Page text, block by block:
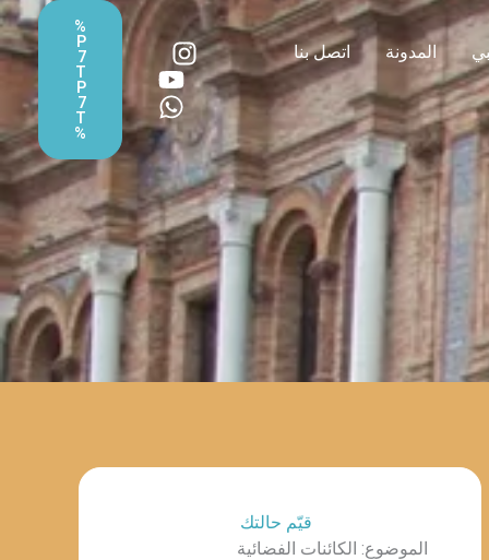
المدونة اتصل بنا
%
P
7
T
P
7
T
%
قيّم حالتك
الموضوع: الكائنات الفضائية